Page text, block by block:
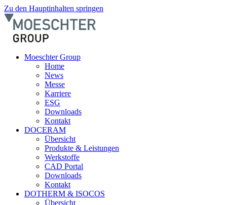
Zu den Hauptinhalten springen
Moeschter Group
Home
News
Messe
Karriere
ESG
Downloads
Kontakt
DOCERAM
Übersicht
Produkte & Leistungen
Werkstoffe
CAD Portal
Downloads
Kontakt
DOTHERM & ISOCOS
Übersicht